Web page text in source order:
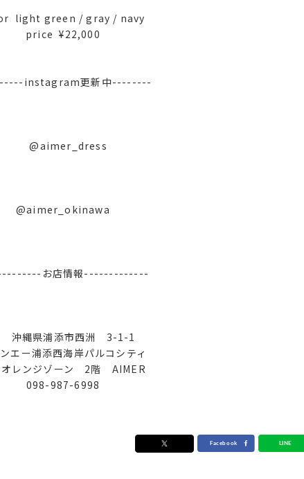
light green / gray / navy
price ¥22,000
instagram更新中--------
@aimer_dress
@aimer_okinawa
お店情報-------------
縄県浦添市西洲 3-1-1
エー浦添西海岸パルコシティ
ンジゾーン 2階 AIMER
098-987-6998